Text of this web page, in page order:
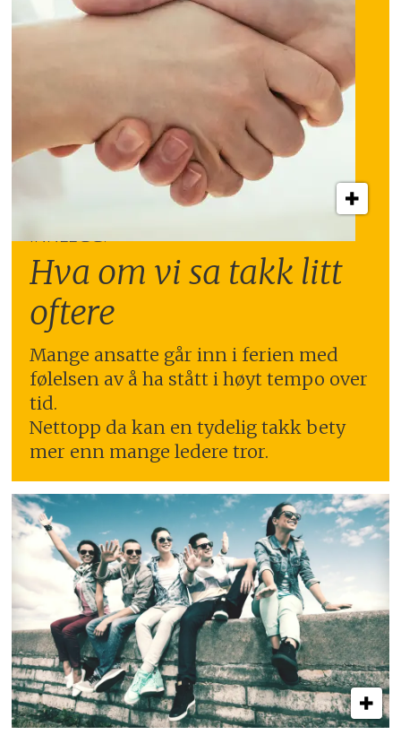
INNLEGG:
Hva om vi sa takk litt
oftere
Mange ansatte går inn i ferien med
følelsen av å ha stått i høyt tempo over
tid.
Nettopp da kan en tydelig takk bety
mer enn mange ledere tror.